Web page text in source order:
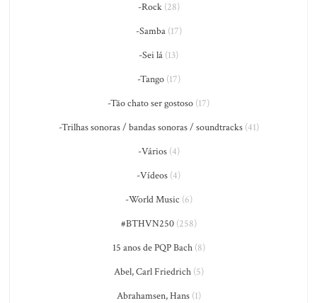
-Rock(28)
-Samba(17)
-Sei lá (13)
-Tango(17)
-Tão chato ser gostoso (17)
-Trilhas sonoras / bandas sonoras / soundtracks(41)
-Vários(4)
-Vídeos (4)
-World Music (6)
#BTHVN250(258)
15 anos de PQP Bach(8)
Abel, Carl Friedrich(5)
Abrahamsen, Hans(1)